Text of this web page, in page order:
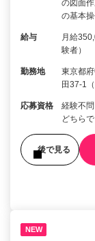
の図面
の基本
給与
月給
験者）
勤務地
東京都
田37-1
応募資格
経験不
どちら
後で見る
NEW